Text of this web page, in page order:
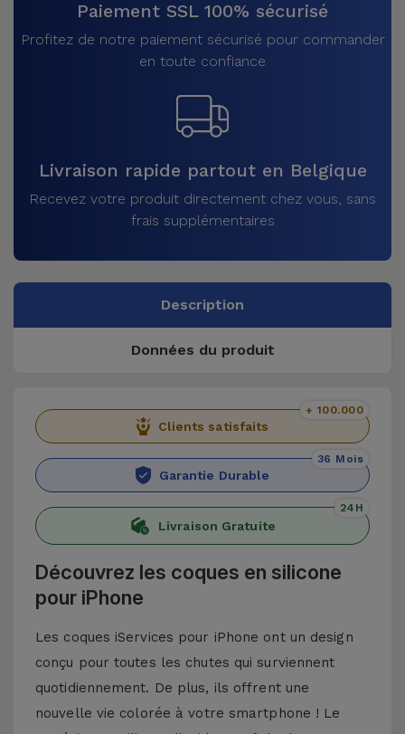
Paiement SSL 100% sécurisé
Profitez de notre paiement sécurisé pour commander
en toute confiance
Livraison rapide partout en Belgique
Recevez votre produit directement chez vous, sans
frais supplémentaires
Description
Données du produit
Clients satisfaits
+ 100.000
Garantie Durable
36 Mois
Livraison Gratuite
24H
Découvrez les coques en silicone
pour iPhone
Les coques iServices pour iPhone ont un design
conçu pour toutes les chutes qui surviennent
quotidiennement. De plus, ils offrent une
nouvelle vie colorée à votre smartphone ! Le